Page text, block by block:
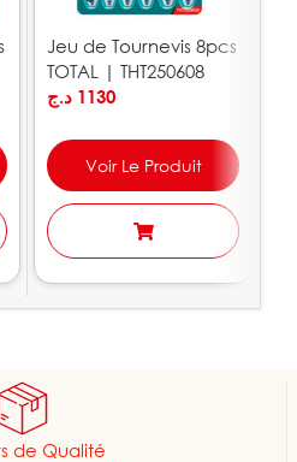
Jeu de Tournevis 8pcs
TOTAL | THT250608
1130 د.ج
Voir Le Produit
de Qualité